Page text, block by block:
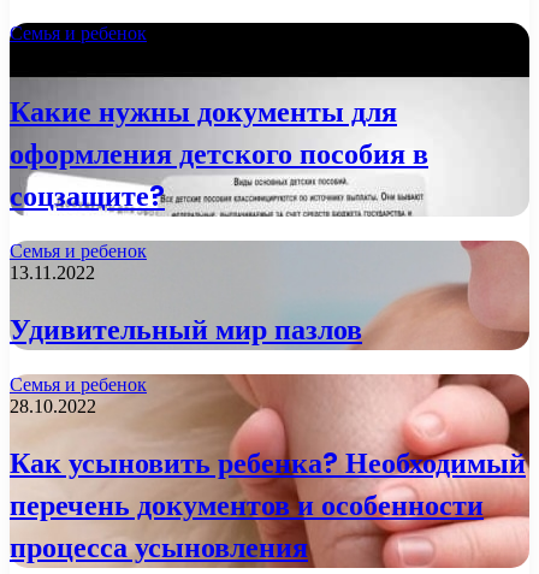
Семья и ребенок
Какие нужны документы для
оформления детского пособия в
соцзащите?
Семья и ребенок
13.11.2022
Удивительный мир пазлов
Семья и ребенок
28.10.2022
Как усыновить ребенка? Необходимый
перечень документов и особенности
процесса усыновления